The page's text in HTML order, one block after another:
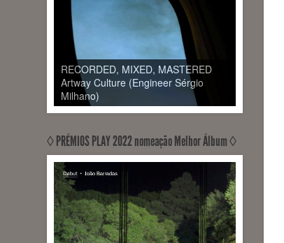
RECORDED, MIXED, MASTERED
Artway Culture (Engineer Sérgio
Milhano)
◊ PRÉMIOS PLAY 2022 nomeação Melhor Álbum ◊